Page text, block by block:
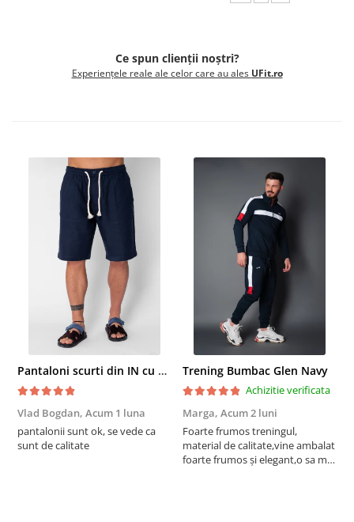
Ce spun clienții noștri?
Experiențele reale ale celor care au ales UFit.ro
Pantaloni scurti din IN cu nasture si snur Navy
Vlad Bogdan, Acum 1 luna
pantalonii sunt ok, se vede ca
sunt de calitate
Trening Bumbac Glen Navy
Achizitie verificata
Marga, Acum 2 luni
Foarte frumos treningul,
material de calitate,vine ambalat
foarte frumos și elegant,o sa mai